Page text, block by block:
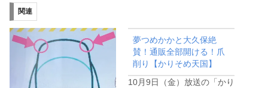
関連
夢つめかかと大久保絶
賛！通販全部開ける！爪
削り【かりそめ天国】
10月9日（金）放送の「かり